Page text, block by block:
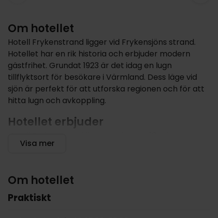
Om hotellet
Hotell Frykenstrand ligger vid Frykensjöns strand.
Hotellet har en rik historia och erbjuder modern
gästfrihet. Grundat 1923 är det idag en lugn
tillflyktsort för besökare i Värmland. Dess läge vid
sjön är perfekt för att utforska regionen och för att
hitta lugn och avkoppling.
Hotellet erbjuder
bilresa från Sunne, en charmig stad som är känd för
välutrustade rum och gratis WiFi. Här kan du koppla
av i bastun vid sjön, smaka på välsmakande och
Visa mer
Om hotellet
Praktiskt